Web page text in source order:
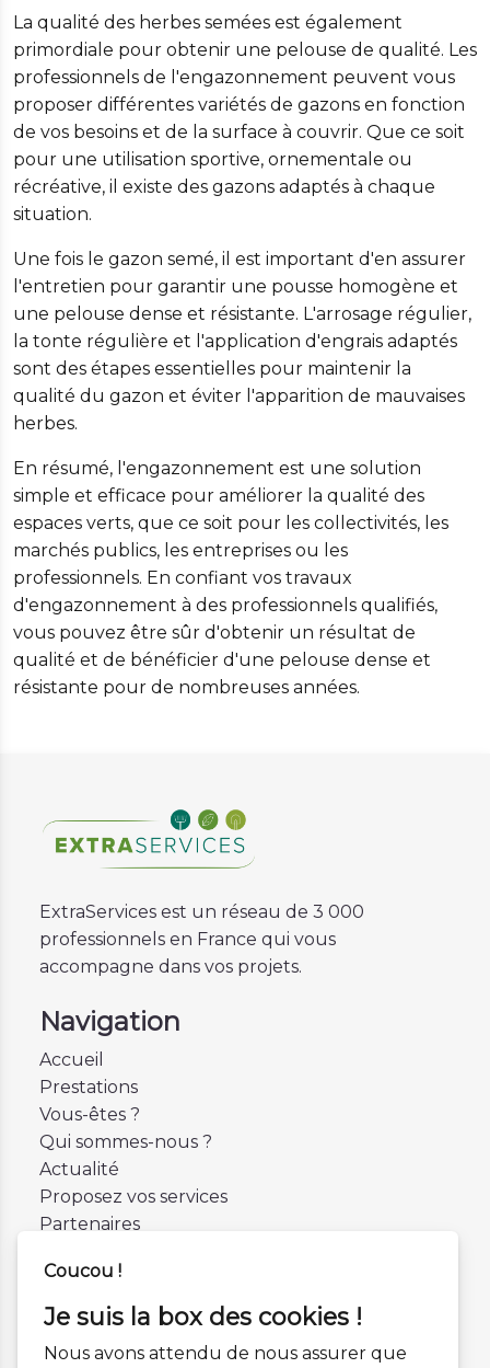
La qualité des herbes semées est également
primordiale pour obtenir une pelouse de qualité. Les
professionnels de l'engazonnement peuvent vous
proposer différentes variétés de gazons en fonction
de vos besoins et de la surface à couvrir. Que ce soit
pour une utilisation sportive, ornementale ou
récréative, il existe des gazons adaptés à chaque
situation.
Une fois le gazon semé, il est important d'en assurer
l'entretien pour garantir une pousse homogène et
une pelouse dense et résistante. L'arrosage régulier,
la tonte régulière et l'application d'engrais adaptés
sont des étapes essentielles pour maintenir la
qualité du gazon et éviter l'apparition de mauvaises
herbes.
En résumé, l'engazonnement est une solution
simple et efficace pour améliorer la qualité des
espaces verts, que ce soit pour les collectivités, les
marchés publics, les entreprises ou les
professionnels. En confiant vos travaux
d'engazonnement à des professionnels qualifiés,
vous pouvez être sûr d'obtenir un résultat de
qualité et de bénéficier d'une pelouse dense et
résistante pour de nombreuses années.
ExtraServices est un réseau de 3 000
professionnels en France qui vous
accompagne dans vos projets.
Navigation
Accueil
Prestations
Vous-êtes ?
Qui sommes-nous ?
Actualité
Proposez vos services
Partenaires
Mentions légales
Informations
Coucou !
Je suis la box des cookies !
Nous avons attendu de nous assurer que